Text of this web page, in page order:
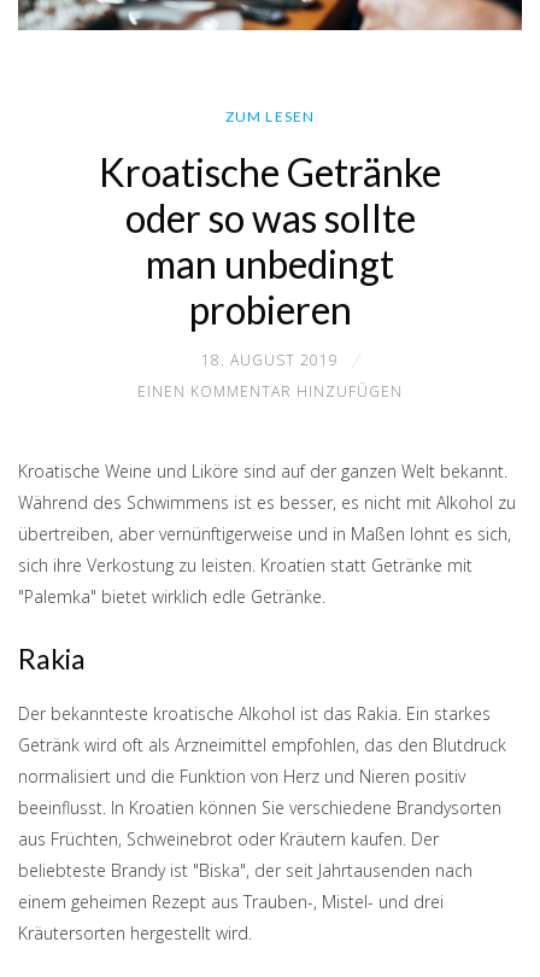
ZUM LESEN
Kroatische Getränke
oder so was sollte
man unbedingt
probieren
18. AUGUST 2019
EINEN KOMMENTAR HINZUFÜGEN
Kroatische Weine und Liköre sind auf der ganzen Welt bekannt.
Während des Schwimmens ist es besser, es nicht mit Alkohol zu
übertreiben, aber vernünftigerweise und in Maßen lohnt es sich,
sich ihre Verkostung zu leisten. Kroatien statt Getränke mit
"Palemka" bietet wirklich edle Getränke.
Rakia
Der bekannteste kroatische Alkohol ist das Rakia. Ein starkes
Getränk wird oft als Arzneimittel empfohlen, das den Blutdruck
normalisiert und die Funktion von Herz und Nieren positiv
beeinflusst. In Kroatien können Sie verschiedene Brandysorten
aus Früchten, Schweinebrot oder Kräutern kaufen. Der
beliebteste Brandy ist "Biska", der seit Jahrtausenden nach
einem geheimen Rezept aus Trauben-, Mistel- und drei
Kräutersorten hergestellt wird.